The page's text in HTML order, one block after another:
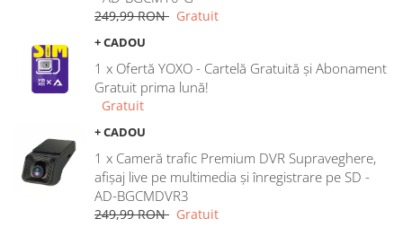
249,99 RON Gratuit
+ CADOU
1 x Ofertă YOXO - Cartelă Gratuită și Abonament
Gratuit prima lună!
Gratuit
+ CADOU
1 x Cameră trafic Premium DVR Supraveghere,
afișaj live pe multimedia și înregistrare pe SD -
AD-BGCMDVR3
249,99 RON Gratuit